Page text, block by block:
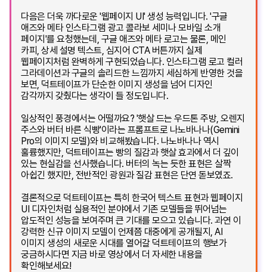
다음은 더욱 까다로운 '웹페이지 UI' 생성 능력입니다. '구글
애즈와 메타 인스타그램 광고 콜라보 세미나 모바일 소개
페이지'를 요청했는데, 구글 애즈와 메타 로고는 물론, 메인
카피, 상세 설명 텍스트, 심지어 CTA 버튼까지 실제
웹페이지처럼 완벽하게 구현되었습니다. 인스타그램 로고 컬러
그라데이션과 구글의 솔리드한 느낌까지 세심하게 반영한 것을
보면, 덕트테이프가 단순한 이미지 생성을 넘어 디자인
감각까지 갖췄다는 생각이 들 정도입니다.
일상적인 풍경에서는 어떨까요? '햇살 드는 우드톤 주방, 오렌지
주스와 버터 바른 식빵'이라는 프롬프트로 나노바나나(Gemini
Pro의 이미지 모델)와 비교해봤습니다. 나노바나나 역시
훌륭했지만, 덕트테이프는 빵의 질감과 햇살 효과에서 더 깊이
있는 현실감을 선사했습니다. 버터의 녹는 듯한 표현은 살짝
아쉽긴 했지만, 전반적인 광원과 질감 표현은 단연 돋보였죠.
결론적으로 덕트테이프는 특히 한국어 텍스트 표현과 웹페이지
UI 디자인처럼 실용적인 분야에서 기존 모델들을 뛰어넘는
압도적인 성능을 보여주며 큰 기대를 모으고 있습니다. 과연 이
강력한 신규 이미지 모델이 언제쯤 대중에게 공개될지, AI
이미지 생성의 새로운 시대를 열어갈 덕트테이프의 행보가
궁금하시다면 지금 바로 영상에서 더 자세한 내용을
확인해보세요!